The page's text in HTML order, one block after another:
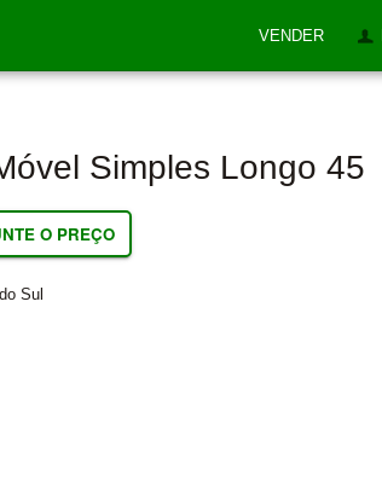
VENDER
Simples Longo 45
O PREÇO
Sul